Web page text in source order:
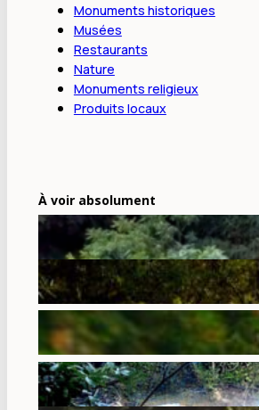
Monuments historiques
Musées
Restaurants
Nature
Monuments religieux
Produits locaux
À voir absolument